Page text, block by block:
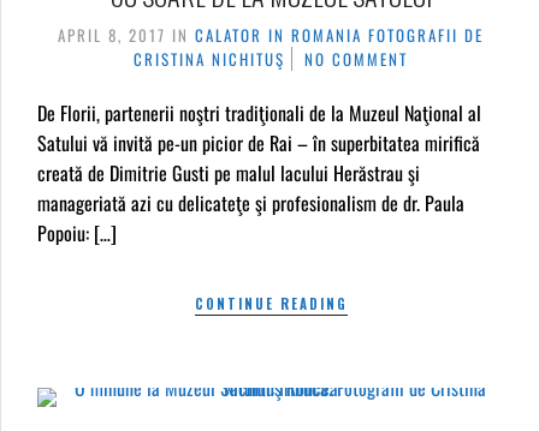
APRIL 8, 2017 IN CALATOR IN ROMANIA FOTOGRAFII DE
CRISTINA NICHITUŞ
NO COMMENT
De Florii, partenerii noştri tradiţionali de la Muzeul Naţional al
Satului vă invită pe-un picior de Rai – în superbitatea mirifică
creată de Dimitrie Gusti pe malul lacului Herăstrau şi
manageriată azi cu delicateţe şi profesionalism de dr. Paula
Popoiu: […]
CONTINUE READING